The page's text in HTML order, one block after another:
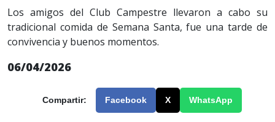
Los amigos del Club Campestre llevaron a cabo su
tradicional comida de Semana Santa, fue una tarde de
convivencia y buenos momentos.
06/04/2026
Compartir: Facebook X WhatsApp